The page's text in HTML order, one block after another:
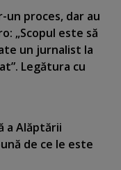
un proces, dar au
„Scopul este să
un jurnalist la
Legătura cu
a Alăptării
de ce le este